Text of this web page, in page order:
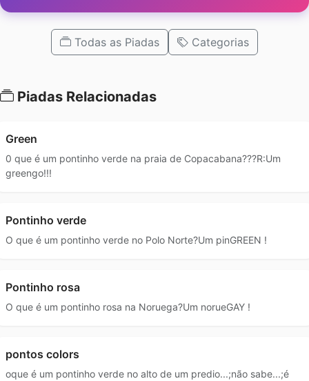
Todas as Piadas Categorias
Piadas Relacionadas
Green
0 que é um pontinho verde na praia de Copacabana???R:Um
greengo!!!
Pontinho verde
O que é um pontinho verde no Polo Norte?Um pinGREEN !
Pontinho rosa
O que é um pontinho rosa na Noruega?Um norueGAY !
pontos colors
oque é um pontinho verde no alto de um predio...;não sabe...;é